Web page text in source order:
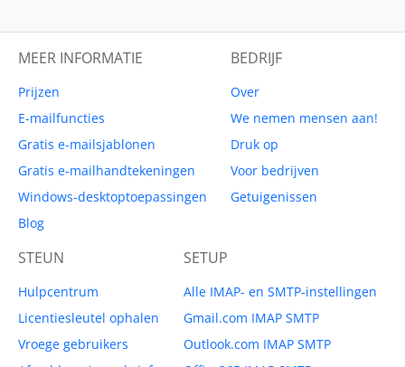
MEER INFORMATIE
Prijzen
E-mailfuncties
Gratis e-mailsjablonen
Gratis e-mailhandtekeningen
Windows-desktoptoepassingen
Blog
BEDRIJF
Over
We nemen mensen aan!
Druk op
Voor bedrijven
Getuigenissen
STEUN
Hulpcentrum
Licentiesleutel ophalen
Vroege gebruikers
SETUP
Alle IMAP- en SMTP-instellingen
Gmail.com IMAP SMTP
Outlook.com IMAP SMTP